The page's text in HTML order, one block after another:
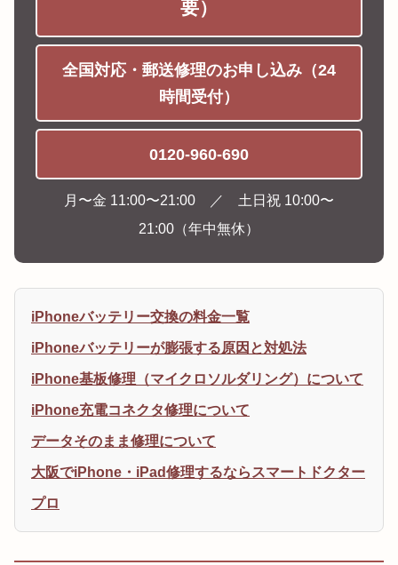
要）
全国対応・郵送修理のお申し込み（24
時間受付）
0120-960-690
月〜金 11:00〜21:00 ／ 土日祝 10:00〜
21:00（年中無休）
iPhoneバッテリー交換の料金一覧
iPhoneバッテリーが膨張する原因と対処法
iPhone基板修理（マイクロソルダリング）について
iPhone充電コネクタ修理について
データそのまま修理について
大阪でiPhone・iPad修理するならスマートドクター
プロ